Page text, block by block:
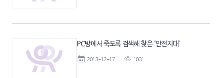
PC방에서 죽도록 검색해 찾은 ‘안전지대’
2013-12-17 1031